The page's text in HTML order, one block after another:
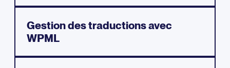
Gestion des traductions avec
WPML